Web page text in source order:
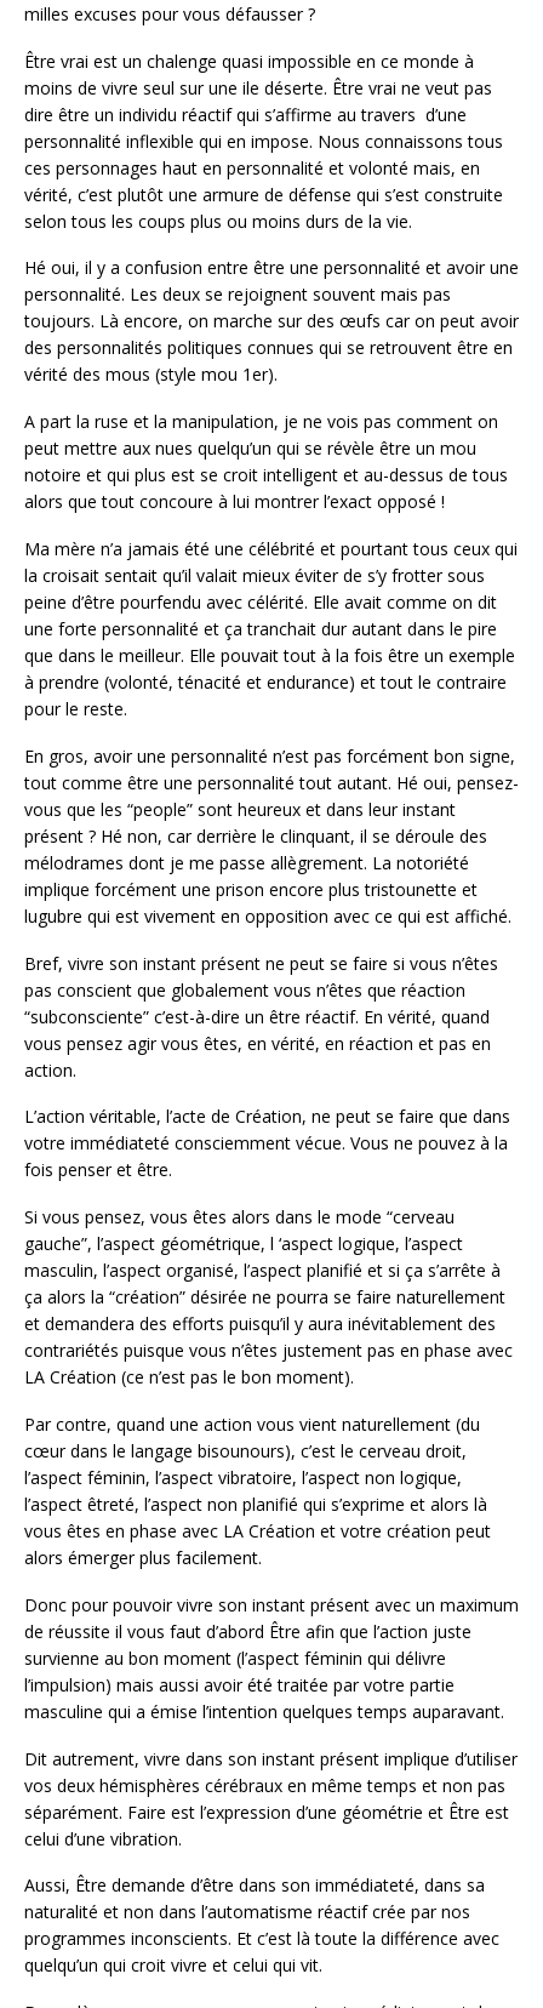
milles excuses pour vous défausser ?
Être vrai est un chalenge quasi impossible en ce monde à
moins de vivre seul sur une ile déserte. Être vrai ne veut pas
dire être un individu réactif qui s’affirme au travers d’une
personnalité inflexible qui en impose. Nous connaissons tous
ces personnages haut en personnalité et volonté mais, en
vérité, c’est plutôt une armure de défense qui s’est construite
selon tous les coups plus ou moins durs de la vie.
Hé oui, il y a confusion entre être une personnalité et avoir une
personnalité. Les deux se rejoignent souvent mais pas
toujours. Là encore, on marche sur des œufs car on peut avoir
des personnalités politiques connues qui se retrouvent être en
vérité des mous (style mou 1er).
A part la ruse et la manipulation, je ne vois pas comment on
peut mettre aux nues quelqu’un qui se révèle être un mou
notoire et qui plus est se croit intelligent et au-dessus de tous
alors que tout concoure à lui montrer l’exact opposé !
Ma mère n’a jamais été une célébrité et pourtant tous ceux qui
la croisait sentait qu’il valait mieux éviter de s’y frotter sous
peine d’être pourfendu avec célérité. Elle avait comme on dit
une forte personnalité et ça tranchait dur autant dans le pire
que dans le meilleur. Elle pouvait tout à la fois être un exemple
à prendre (volonté, ténacité et endurance) et tout le contraire
pour le reste.
En gros, avoir une personnalité n’est pas forcément bon signe,
tout comme être une personnalité tout autant. Hé oui, pensez-
vous que les “people” sont heureux et dans leur instant
présent ? Hé non, car derrière le clinquant, il se déroule des
mélodrames dont je me passe allègrement. La notoriété
implique forcément une prison encore plus tristounette et
lugubre qui est vivement en opposition avec ce qui est affiché.
Bref, vivre son instant présent ne peut se faire si vous n’êtes
pas conscient que globalement vous n’êtes que réaction
“subconsciente” c’est-à-dire un être réactif. En vérité, quand
vous pensez agir vous êtes, en vérité, en réaction et pas en
action.
L’action véritable, l’acte de Création, ne peut se faire que dans
votre immédiateté consciemment vécue. Vous ne pouvez à la
fois penser et être.
Si vous pensez, vous êtes alors dans le mode “cerveau
gauche”, l’aspect géométrique, l ‘aspect logique, l’aspect
masculin, l’aspect organisé, l’aspect planifié et si ça s’arrête à
ça alors la “création” désirée ne pourra se faire naturellement
et demandera des efforts puisqu’il y aura inévitablement des
contrariétés puisque vous n’êtes justement pas en phase avec
LA Création (ce n’est pas le bon moment).
Par contre, quand une action vous vient naturellement (du
cœur dans le langage bisounours), c’est le cerveau droit,
l’aspect féminin, l’aspect vibratoire, l’aspect non logique,
l’aspect êtreté, l’aspect non planifié qui s’exprime et alors là
vous êtes en phase avec LA Création et votre création peut
alors émerger plus facilement.
Donc pour pouvoir vivre son instant présent avec un maximum
de réussite il vous faut d’abord Être afin que l’action juste
survienne au bon moment (l’aspect féminin qui délivre
l’impulsion) mais aussi avoir été traitée par votre partie
masculine qui a émise l’intention quelques temps auparavant.
Dit autrement, vivre dans son instant présent implique d’utiliser
vos deux hémisphères cérébraux en même temps et non pas
séparément. Faire est l’expression d’une géométrie et Être est
celui d’une vibration.
Aussi, Être demande d’être dans son immédiateté, dans sa
naturalité et non dans l’automatisme réactif crée par nos
programmes inconscients. Et c’est là toute la différence avec
quelqu’un qui croit vivre et celui qui vit.